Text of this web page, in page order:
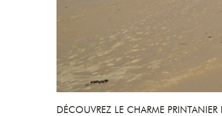
DÉCOUVREZ LE CHARME